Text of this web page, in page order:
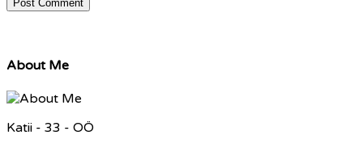
About Me
Katii - 33 - OÖ